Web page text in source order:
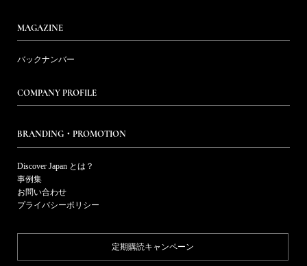
MAGAZINE
バックナンバー
COMPANY PROFILE
BRANDING・PROMOTION
Discover Japan とは？
事例集
お問い合わせ
プライバシーポリシー
定期購読キャンペーン